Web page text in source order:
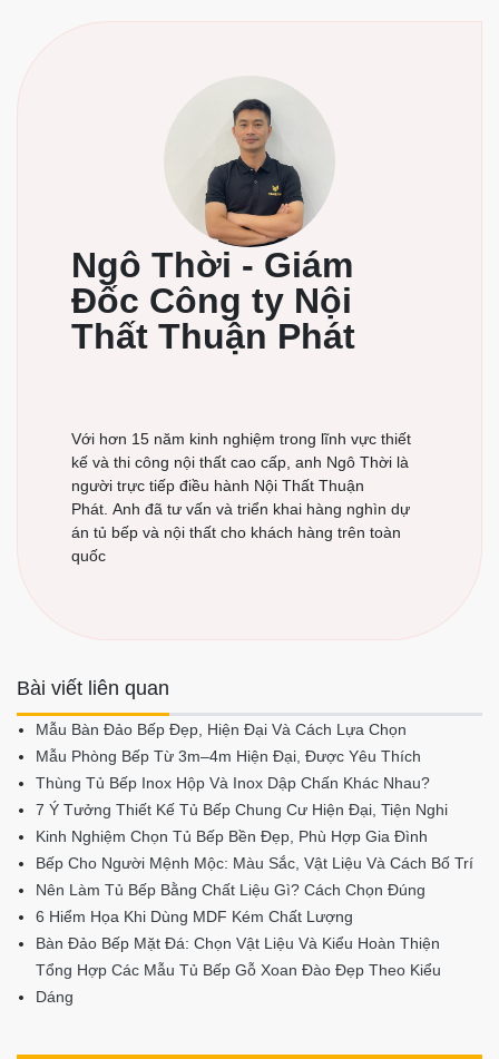
Ngô Thời - Giám
Đốc Công ty Nội
Thất Thuận Phát
Với hơn 15 năm kinh nghiệm trong lĩnh vực thiết
kế và thi công nội thất cao cấp, anh Ngô Thời là
người trực tiếp điều hành Nội Thất Thuận
Phát. Anh đã tư vấn và triển khai hàng nghìn dự
án tủ bếp và nội thất cho khách hàng trên toàn
quốc
Bài viết liên quan
Mẫu Bàn Đảo Bếp Đẹp, Hiện Đại Và Cách Lựa Chọn
Mẫu Phòng Bếp Từ 3m–4m Hiện Đại, Được Yêu Thích
Thùng Tủ Bếp Inox Hộp Và Inox Dập Chấn Khác Nhau?
7 Ý Tưởng Thiết Kế Tủ Bếp Chung Cư Hiện Đại, Tiện Nghi
Kinh Nghiệm Chọn Tủ Bếp Bền Đẹp, Phù Hợp Gia Đình
Bếp Cho Người Mệnh Mộc: Màu Sắc, Vật Liệu Và Cách Bố Trí
Nên Làm Tủ Bếp Bằng Chất Liệu Gì? Cách Chọn Đúng
6 Hiểm Họa Khi Dùng MDF Kém Chất Lượng
Bàn Đảo Bếp Mặt Đá: Chọn Vật Liệu Và Kiểu Hoàn Thiện
Tổng Hợp Các Mẫu Tủ Bếp Gỗ Xoan Đào Đẹp Theo Kiểu
Dáng